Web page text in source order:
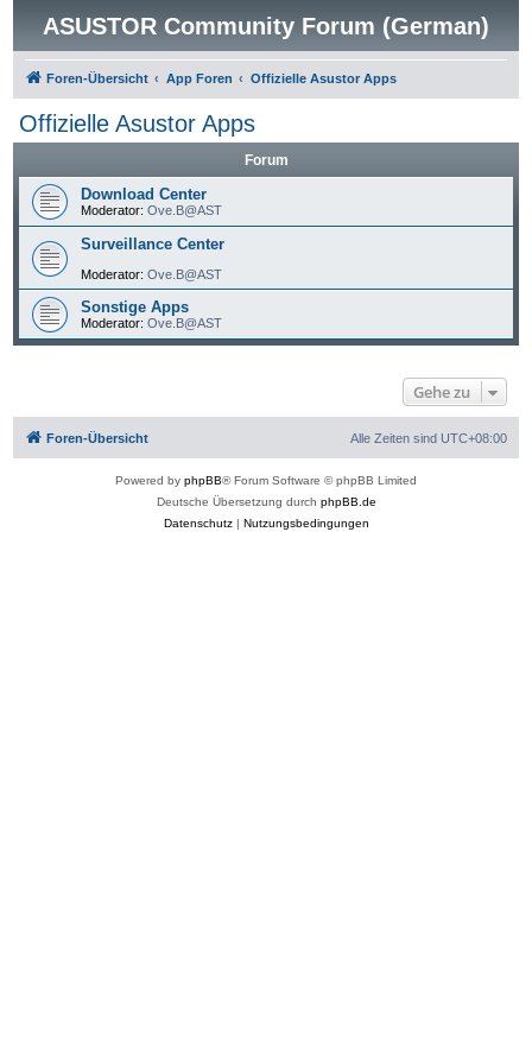
ASUSTOR Community Forum (German)
Foren-Übersicht App Foren Offizielle Asustor Apps
Offizielle Asustor Apps
Forum
Download Center
Moderator: Ove.B@AST
Surveillance Center
Moderator: Ove.B@AST
Sonstige Apps
Moderator: Ove.B@AST
Gehe zu
Foren-Übersicht Alle Zeiten sind UTC+08:00
Powered by phpBB® Forum Software © phpBB Limited
Deutsche Übersetzung durch phpBB.de
Datenschutz| Nutzungsbedingungen